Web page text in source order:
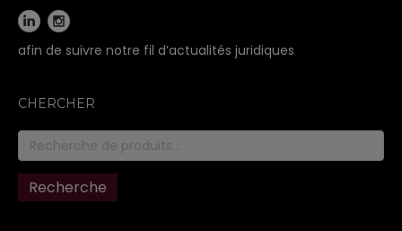
afin de suivre notre fil d’actualités juridiques
CHERCHER
Recherche
pour :
Recherche